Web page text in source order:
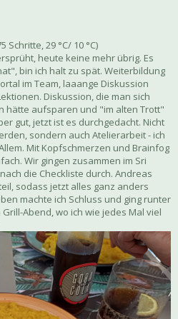
Schritte, 29 °C/ 10 °C)
heute keine mehr übrig. Es
bin ich halt zu spät. Weiterbildung
im Team, laaange Diskussion
Diskussion, die man sich
hätte aufsparen und "im alten Trott"
gut, jetzt ist es durchgedacht. Nicht
sondern auch Atelierarbeit - ich
Mit Kopfschmerzen und Brainfog
Wir gingen zusammen im Sri
die Checkliste durch. Andreas
sodass jetzt alles ganz anders
machte ich Schluss und ging runter
Abend, wo ich wie jedes Mal viel